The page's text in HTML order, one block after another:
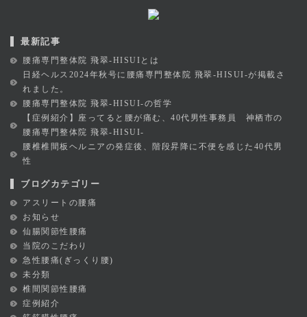
最新記事
腰痛専門整体院 飛翠-HISUIとは
日経ヘルス2024年秋号に腰痛専門整体院 飛翠-HISUI-が掲載さ
れました。
腰痛専門整体院 飛翠-HISUI-の哲学
【症例紹介】座ってると腰が痛む、40代男性事務員 神栖市の
腰痛専門整体院 飛翠-HISUI-
腰椎椎間板ヘルニアの発症後、階段昇降に不便を感じた40代男
性
ブログカテゴリー
アスリートの腰痛
お知らせ
仙腸関節性腰痛
当院のこだわり
急性腰痛(ぎっくり腰)
未分類
椎間関節性腰痛
症例紹介